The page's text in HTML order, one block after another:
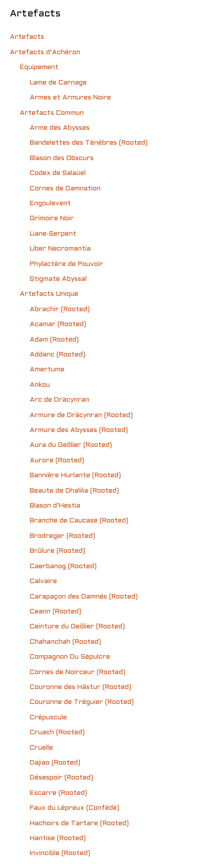
Artefacts
Artefacts
Artefacts d’Achéron
Équipement
Lame de Carnage
Armes et Armures Noire
Artefacts Commun
Arme des Abysses
Bandelettes des Ténèbres (Rooted)
Blason des Obscurs
Codex de Salaüel
Cornes de Damnation
Engoulevent
Grimoire Noir
Liane-Serpent
Liber Necromantia
Phylactère de Pouvoir
Stigmate Abyssal
Artefacts Unique
Abrachir (Rooted)
Acamar (Rooted)
Adam (Rooted)
Addanc (Rooted)
Amertume
Ankou
Arc de Dräcynran
Armure de Dräcynran (Rooted)
Armure des Abysses (Rooted)
Aura du Geôlier (Rooted)
Aurore (Rooted)
Bannière Hurlante (Rooted)
Beaute de Dhalilia (Rooted)
Blason d’Hestia
Branche de Caucase (Rooted)
Brodreger (Rooted)
Brûlure (Rooted)
Caerbanog (Rooted)
Calvaire
Carapaçon des Damnés (Rooted)
Ceann (Rooted)
Ceinture du Geôlier (Rooted)
Chahanchah (Rooted)
Compagnon Du Sépulcre
Cornes de Noirceur (Rooted)
Couronne des Hâstur (Rooted)
Couronne de Tréguier (Rooted)
Crépuscule
Cruach (Rooted)
Cruelle
Dajiao (Rooted)
Désespoir (Rooted)
Escarre (Rooted)
Faux du Lépreux (Confédé)
Hachoirs de Tartare (Rooted)
Hantise (Rooted)
Invincible (Rooted)